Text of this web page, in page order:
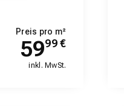
Preis pro m²
5999€
inkl. MwSt.